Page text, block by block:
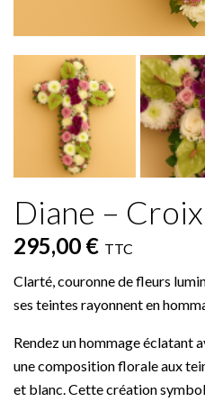
Diane –
295,00 € TTC
Clarté, couronne de fleurs
ses teintes rayonnent en
Rendez un hommage éclatant
une composition florale aux
et blanc. Cette création